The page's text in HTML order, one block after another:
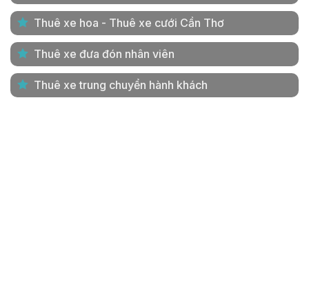
Thuê xe hoa - Thuê xe cưới Cần Thơ
Thuê xe đưa đón nhân viên
Thuê xe trung chuyển hành khách